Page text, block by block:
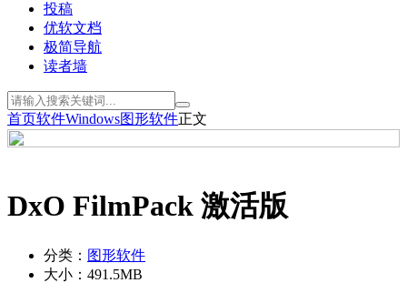
投稿
优软文档
极简导航
读者墙
首页软件Windows图形软件正文
DxO FilmPack 激活版
分类： 图形软件
大小： 491.5MB